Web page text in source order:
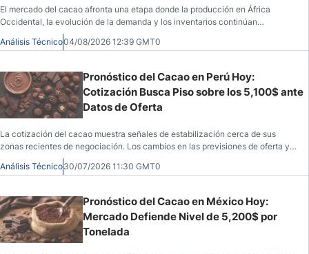
El mercado del cacao afronta una etapa donde la producción en África
Occidental, la evolución de la demanda y los inventarios continúan
condicionando el comportamiento de los futuros.
Análisis Técnico04/08/2026 12:39 GMT0
Pronóstico del Cacao en Perú Hoy:
Cotización Busca Piso sobre los 5,100$ ante
Datos de Oferta
La cotización del cacao muestra señales de estabilización cerca de sus
zonas recientes de negociación. Los cambios en las previsiones de oferta y
la evolución del dólar mantienen a los operadores atentos al equilibrio entre
producción y demanda.
Análisis Técnico30/07/2026 11:30 GMT0
Pronóstico del Cacao en México Hoy:
Mercado Defiende Nivel de 5,200$ por
Tonelada